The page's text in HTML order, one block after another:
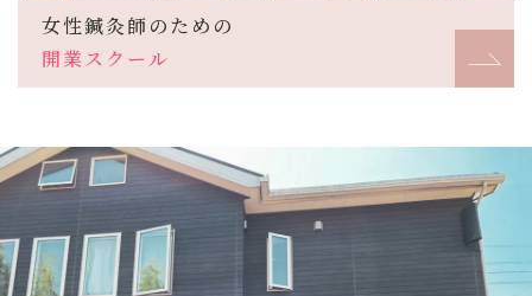
女性鍼灸師のための
開業スクール